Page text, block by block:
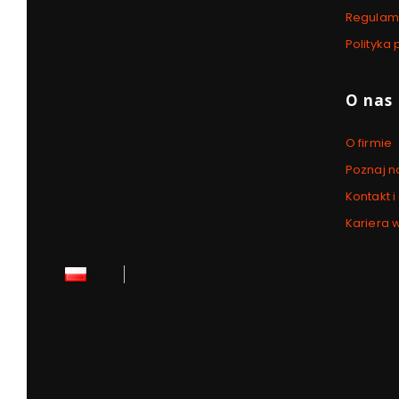
Polityka
O nas
O firmie
Poznaj
Kontakt
Kariera